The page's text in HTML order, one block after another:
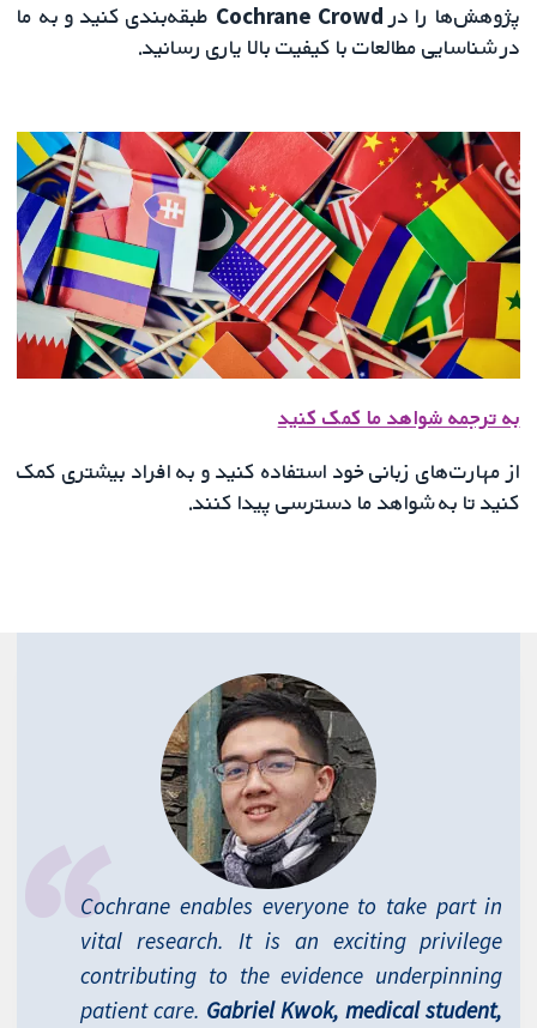
پژوهش‌ها را در Cochrane Crowd طبقه‌بندی کنید و به ما
در شناسایی مطالعات با کیفیت بالا یاری رسانید.
به ترجمه شواهد ما کمک کنید
از مهارت‌های زبانی خود استفاده کنید و به افراد بیشتری کمک
کنید تا به شواهد ما دسترسی پیدا کنند.
Cochrane enables everyone to take part in
vital research. It is an exciting privilege
contributing to the evidence underpinning
patient care. Gabriel Kwok, medical student,